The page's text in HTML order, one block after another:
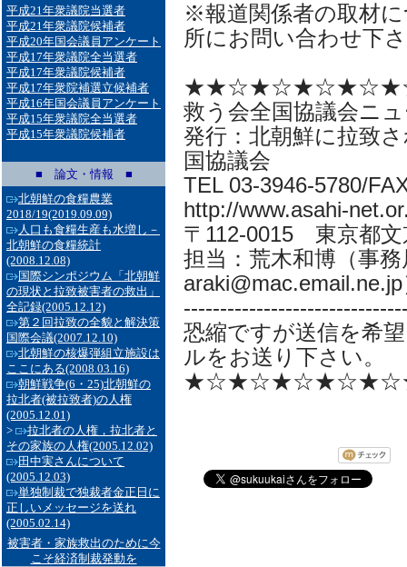
平成21年衆議院当選者
平成21年衆議院候補者
平成20年国会議員アンケート
平成17年衆議院全当選者
平成17年衆議院候補者
平成17年衆院補選立候補者
平成16年国会議員アンケート
平成15年衆議院全当選者
平成15年衆議院候補者
■ 論文・情報 ■
北朝鮮の食糧農業
2018/19(2019.09.09)
人口も食糧生産も水増し－
北朝鮮の食糧統計
(2008.12.08)
国際シンポジウム「北朝鮮
の現状と拉致被害者の救出」
全記録(2005.12.12)
第２回拉致の全貌と解決策
国際会議(2007.12.10)
北朝鮮の核爆弾組立施設は
ここにある(2008.03.16)
朝鮮戦争(6・25)北朝鮮の
拉北者(被拉致者)の人権
(2005.12.01)
>
拉北者の人権，拉北者と
その家族の人権(2005.12.02)
田中実さんについて
(2005.12.03)
単独制裁で独裁者金正日に
正しいメッセージを送れ
(2005.02.14)
被害者・家族救出のために今
こそ経済制裁発動を
※報道関係者の取材
所にお問い合わせ下
救う会全国協議会ニ
発行：北朝鮮に拉致
国協議会
TEL 03-3946-5780/
http://www.asahi-
〒112-0015 東京都
担当：荒木和博（事
恐縮ですが送信を希
ルをお送り下さい。